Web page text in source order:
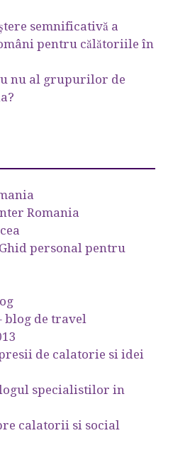
semnificativă a
pentru călătoriile în
nu al grupurilor de
Romania
personal pentru
blog de travel
de calatorie si idei
specialistilor in
calatorii si social